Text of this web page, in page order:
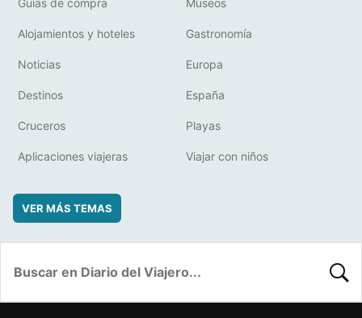
Guías de compra Museos
Alojamientos y hoteles Gastronomía
Noticias Europa
Destinos España
Cruceros Playas
Aplicaciones viajeras Viajar con niños
VER MÁS TEMAS